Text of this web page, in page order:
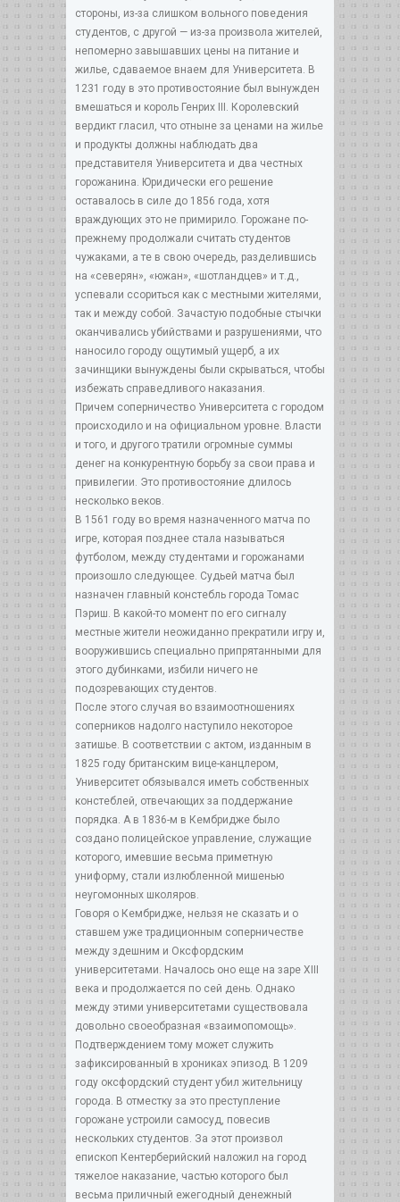
стороны, из-за слишком вольного поведения
студентов, с другой — из-за произвола жителей,
непомерно завышавших цены на питание и
жилье, сдаваемое внаем для Университета. В
1231 году в это противостояние был вынужден
вмешаться и король Генрих III. Королевский
вердикт гласил, что отныне за ценами на жилье
и продукты должны наблюдать два
представителя Университета и два честных
горожанина. Юридически его решение
оставалось в силе до 1856 года, хотя
враждующих это не примирило. Горожане по-
прежнему продолжали считать студентов
чужаками, а те в свою очередь, разделившись
на «северян», «южан», «шотландцев» и т.д.,
успевали ссориться как с местными жителями,
так и между собой. Зачастую подобные стычки
оканчивались убийствами и разрушениями, что
наносило городу ощутимый ущерб, а их
зачинщики вынуждены были скрываться, чтобы
избежать справедливого наказания.
Причем соперничество Университета с городом
происходило и на официальном уровне. Власти
и того, и другого тратили огромные суммы
денег на конкурентную борьбу за свои права и
привилегии. Это противостояние длилось
несколько веков.
В 1561 году во время назначенного матча по
игре, которая позднее стала называться
футболом, между студентами и горожанами
произошло следующее. Судьей матча был
назначен главный констебль города Томас
Пэриш. В какой-то момент по его сигналу
местные жители неожиданно прекратили игру и,
вооружившись специально припрятанными для
этого дубинками, избили ничего не
подозревающих студентов.
После этого случая во взаимоотношениях
соперников надолго наступило некоторое
затишье. В соответствии с актом, изданным в
1825 году британским вице-канцлером,
Университет обязывался иметь собственных
констеблей, отвечающих за поддержание
порядка. А в 1836-м в Кембридже было
создано полицейское управление, служащие
которого, имевшие весьма приметную
униформу, стали излюбленной мишенью
неугомонных школяров.
Говоря о Кембридже, нельзя не сказать и о
ставшем уже традиционным соперничестве
между здешним и Оксфордским
университетами. Началось оно еще на заре XIII
века и продолжается по сей день. Однако
между этими университетами существовала
довольно своеобразная «взаимопомощь».
Подтверждением тому может служить
зафиксированный в хрониках эпизод. В 1209
году оксфордский студент убил жительницу
города. В отместку за это преступление
горожане устроили самосуд, повесив
нескольких студентов. За этот произвол
епископ Кентерберийский наложил на город
тяжелое наказание, частью которого был
весьма приличный ежегодный денежный